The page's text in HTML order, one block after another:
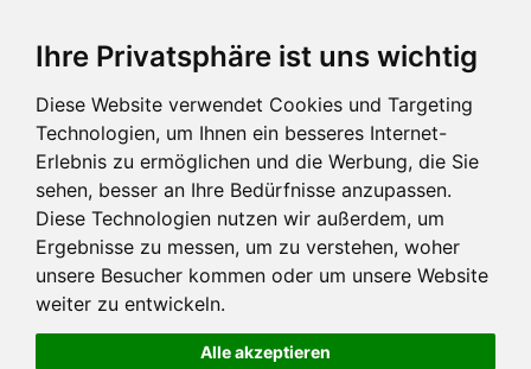
Ihre Privatsphäre ist uns wichtig
Diese Website verwendet Cookies und Targeting
Technologien, um Ihnen ein besseres Internet-
Erlebnis zu ermöglichen und die Werbung, die Sie
sehen, besser an Ihre Bedürfnisse anzupassen.
Diese Technologien nutzen wir außerdem, um
Ergebnisse zu messen, um zu verstehen, woher
unsere Besucher kommen oder um unsere Website
weiter zu entwickeln.
Alle akzeptieren